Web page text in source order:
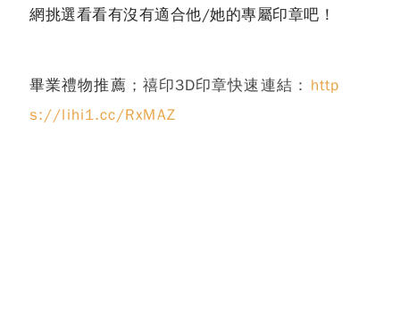
網挑選看看有沒有適合他/她的專屬印章吧！
畢業禮物推薦 ；禧印3D印章快速連結： http
s://lihi1.cc/RxMAZ